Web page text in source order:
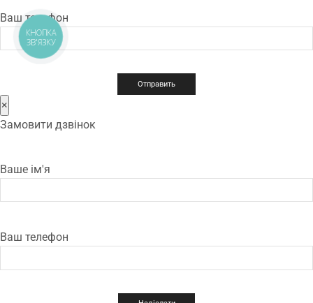
Ваш телефон
×
Замовити дзвінок
Ваше ім'я
Ваш телефон
КНОПКА
ЗВ'ЯЗКУ